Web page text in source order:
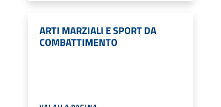
ARTI MARZIALI E SPORT DA
COMBATTIMENTO